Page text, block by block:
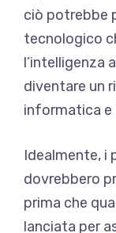
ciò potrebbe
tecnologico
l’intelligenza
diventare un
informatica
Idealmente, i
dovrebbero
prima che
lanciata per